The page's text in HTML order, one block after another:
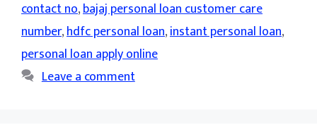
contact no,bajaj personal loan customer care
number,hdfc personal loan,instant personal loan,
personal loan apply online
Leave a comment